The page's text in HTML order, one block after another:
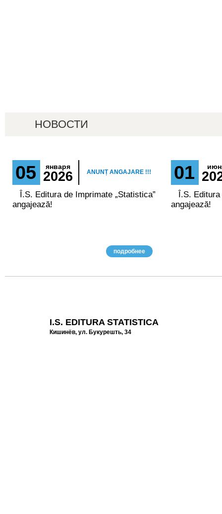
НОВОСТИ
05 января
2026 ANUNȚ ANGAJARE !!!
Î.S. Editura de Imprimate „Statistica”
angajează!
подробнее
01
Î.S. Editura
angajează!
I.S. EDITURA STATISTICA
Кишинёв, ул. Букурешть, 34